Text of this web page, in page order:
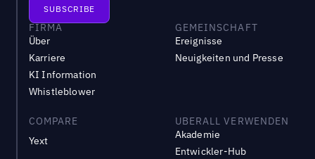
FIRMA
Über
Karriere
KI Information
Whistleblower
GEMEINSCHAFT
Ereignisse
Neuigkeiten und Presse
COMPARE
Yext
UBERALL VERWENDEN
Akademie
Entwickler-Hub